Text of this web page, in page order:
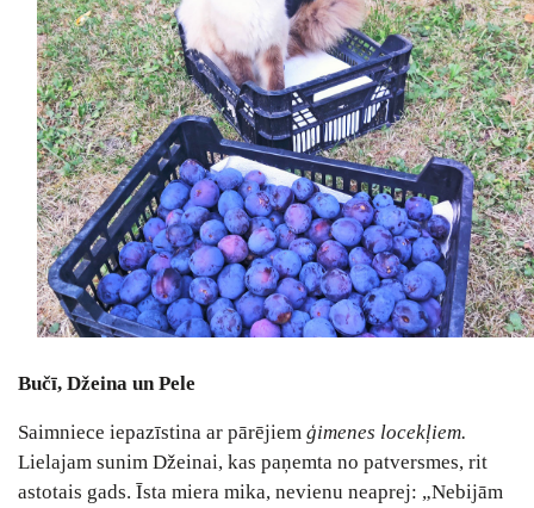
Bučī, Džeina un Pele
Saimniece iepazīstina ar pārējiem ģimenes locekļiem.
Lielajam sunim Džeinai, kas paņemta no patversmes, rit
astotais gads. Īsta miera mika, nevienu neaprej: „Nebijām